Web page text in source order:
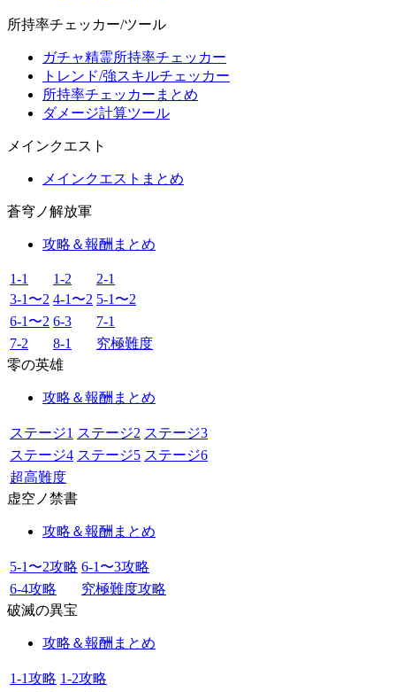
所持率チェッカー/ツール
ガチャ精霊所持率チェッカー
トレンド/強スキルチェッカー
所持率チェッカーまとめ
ダメージ計算ツール
メインクエスト
メインクエストまとめ
蒼穹ノ解放軍
攻略＆報酬まとめ
1-1 1-2
2-1
3-1〜2 4-1〜2 5-1〜2
6-1〜2 6-3
7-1
7-2
8-1
究極難度
零の英雄
攻略＆報酬まとめ
ステージ1 ステージ2 ステージ3
ステージ4 ステージ5 ステージ6
超高難度
虚空ノ禁書
攻略＆報酬まとめ
5-1〜2攻略 6-1〜3攻略
6-4攻略
究極難度攻略
破滅の異宝
攻略＆報酬まとめ
1-1攻略 1-2攻略